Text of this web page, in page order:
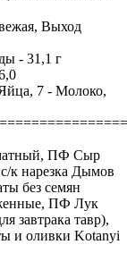
Выход
- 31,1 г
7 - Молоко,
ПФ Сыр
к нарезка Дымов
без семян
ПФ Лук
завтрака тавр),
и оливки Kotanyi